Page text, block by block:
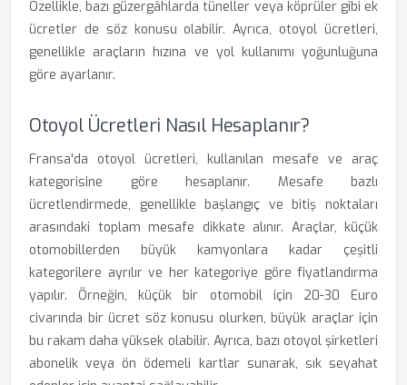
Özellikle, bazı güzergâhlarda tüneller veya köprüler gibi ek
ücretler de söz konusu olabilir. Ayrıca, otoyol ücretleri,
genellikle araçların hızına ve yol kullanımı yoğunluğuna
göre ayarlanır.
Otoyol Ücretleri Nasıl Hesaplanır?
Fransa'da otoyol ücretleri, kullanılan mesafe ve araç
kategorisine göre hesaplanır. Mesafe bazlı
ücretlendirmede, genellikle başlangıç ve bitiş noktaları
arasındaki toplam mesafe dikkate alınır. Araçlar, küçük
otomobillerden büyük kamyonlara kadar çeşitli
kategorilere ayrılır ve her kategoriye göre fiyatlandırma
yapılır. Örneğin, küçük bir otomobil için 20-30 Euro
civarında bir ücret söz konusu olurken, büyük araçlar için
bu rakam daha yüksek olabilir. Ayrıca, bazı otoyol şirketleri
abonelik veya ön ödemeli kartlar sunarak, sık seyahat